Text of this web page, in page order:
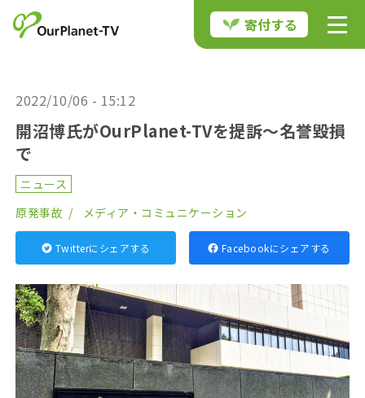
寄付する
2022/10/06 - 15:12
開沼博氏がOurPlanet-TVを提訴〜名誉毀損
で
ニュース
原発事故
メディア・コミュニケーション
Twitterにシェアする Facebookにシェアする